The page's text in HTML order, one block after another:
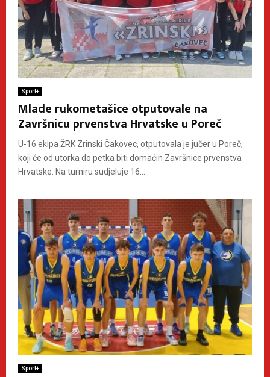
Sport+
Mlade rukometašice otputovale na
Završnicu prvenstva Hrvatske u Poreč
U-16 ekipa ŽRK Zrinski Čakovec, otputovala je jučer u Poreč,
koji će od utorka do petka biti domaćin Završnice prvenstva
Hrvatske. Na turniru sudjeluje 16...
Sport+